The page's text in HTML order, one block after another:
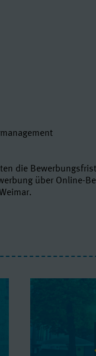
die
über Online-